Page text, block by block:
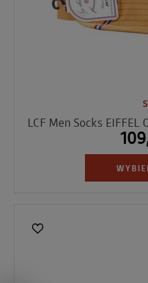
LCF Men Socks